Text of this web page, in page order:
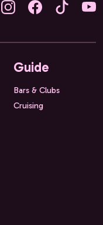
Guide
Bars & Clubs
Cruising